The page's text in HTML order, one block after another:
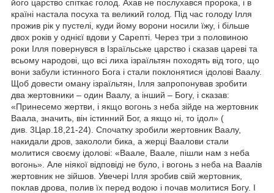
його царство спіткає голод. Ахав не послухався пророка, і в
країні настала посуха та великий голод. Під час голоду Ілля
прожив рік у пустелі, куди йому ворони носили їжу, і більше
двох років у однієї вдови у Сарепті. Через три з половиною
роки Ілля повернувся в Ізраїльське царство і сказав цареві та
всьому народові, що всі лиха ізраїльтян походять від того, що
вони забули істинного Бога і стали поклонятися ідолові Ваалу.
Щоб довести оману ізраїльтян, Ілля запропонував зробити
два жертовники – один Ваалу, а інший – Богу, і сказав:
«Принесемо жертви, і якщо вогонь з неба зійде на жертовник
Ваала, значить, він істинний Бог, а якщо ні, то ідол» (
див. 3Цар.18,21-24). Спочатку зробили жертовник Ваалу,
накидали дров, закололи бика, а жерці Ваалови стали
молитися своєму ідолові: «Ваале, Ваале, пішли нам з неба
вогонь». Але ніякої відповіді не було, і вогонь з неба на Ваалів
жертовник не зійшов. Увечері Ілля зробив свій жертовник,
поклав дрова, полив їх перед водою і почав молитися Богу. І